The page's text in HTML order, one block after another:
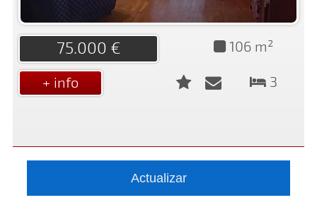
75.000 €
106 m²
3
+ info